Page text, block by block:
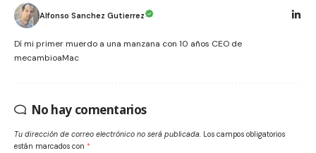
Alfonso Sanchez Gutierrez
Dí mi primer muerdo a una manzana con 10 años CEO de
mecambioaMac
No hay comentarios
Tu dirección de correo electrónico no será publicada. Los campos obligatorios
están marcados con *